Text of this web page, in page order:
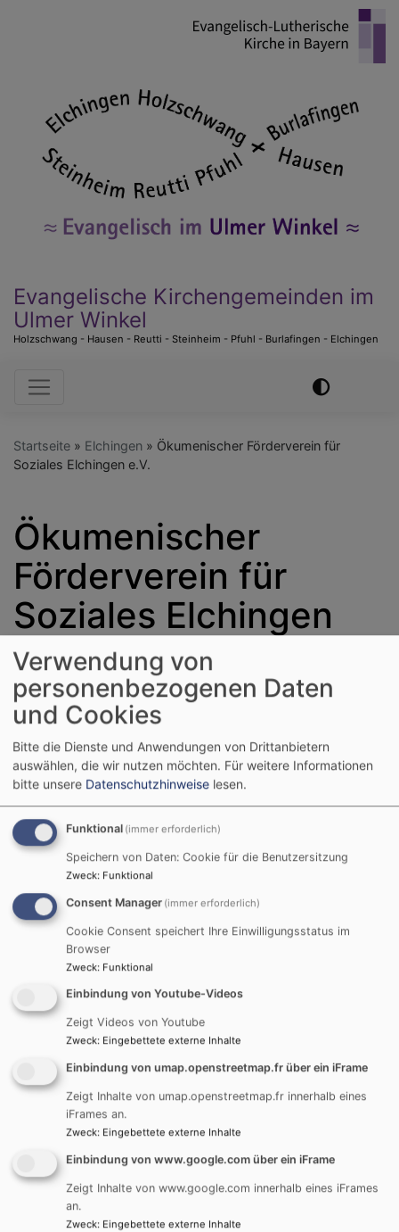
Evangelische Kirchengemeinden im
Ulmer Winkel
Holzschwang - Hausen - Reutti - Steinheim - Pfuhl - Burlafingen - Elchingen
Hauptnavigation
Startseite Elchingen
Ökumenischer Förderverein für
Soziales Elchingen e.V.
Ökumenischer
Förderverein für
Soziales Elchingen
e.V.
Der Ökumenische Förderverein für Soziales Elchingen
e.V. entstand im Januar 2023 durch folgende
Verschmelzung:
Des Evangelischen Diakonievereins Elchingen mit dem
Krankenpflegeverein Elchingen.
Die Aufgaben des Vereins sind dieselben wie
diejenigen der beiden Ursprungsvereine. Der
Förderverein unterstützt die Alten- und Krankenpflege
in Elchingen als einer der Trägervereine der
Ökumenischen Sozialstation Elchingen e.V., die sowohl
die mobile Krankenpflege in Elchingen als auch das
Haus Tobit betreibt.
So wurde im Jahre 2023 die Anschaffung eines neuen
Fahrzeugs für die mobile Krankenpflege durch den
Ökumenischen Förderverein ermöglicht.
Wenn Sie mehr über den Ökumenischen
Förderverein für Soziales erfahren möchten, freuen
wir uns über Ihre E-Mail an:
Oekumenischer-Foerderverein@gmx.de
Oder kommen Sie zur nächsten
Mitgliederversammlung. Jene findet turnusmäßig
jedes Jahr im März statt.
Verwendung von
personenbezogenen Daten
und Cookies
Bitte die Dienste und Anwendungen von Drittanbietern
auswählen, die wir nutzen möchten. Für weitere Informationen
bitte unsere Datenschutzhinweise lesen.
Funktional (immer erforderlich)
Speichern von Daten: Cookie für die Benutzersitzung
Zweck: Funktional
Consent Manager (immer erforderlich)
Cookie Consent speichert Ihre Einwilligungsstatus im
Browser
Zweck: Funktional
Einbindung von Youtube-Videos
Zeigt Videos von Youtube
Zweck: Eingebettete externe Inhalte
Einbindung von umap.openstreetmap.fr über ein iFrame
Zeigt Inhalte von umap.openstreetmap.fr innerhalb eines
iFrames an.
Zweck: Eingebettete externe Inhalte
Einbindung von www.google.com über ein iFrame
Zeigt Inhalte von www.google.com innerhalb eines iFrames
an.
Zweck: Eingebettete externe Inhalte